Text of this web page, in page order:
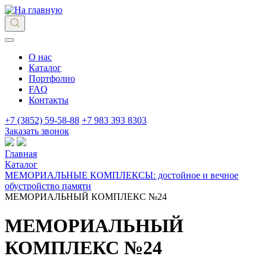
О нас
Каталог
Портфолио
FAQ
Контакты
+7 (3852) 59-58-88 +7 983 393 8303
Заказать звонок
Главная
Каталог
МЕМОРИАЛЬНЫЕ КОМПЛЕКСЫ: достойное и вечное
обустройство памяти
МЕМОРИАЛЬНЫЙ КОМПЛЕКС №24
МЕМОРИАЛЬНЫЙ
КОМПЛЕКС №24